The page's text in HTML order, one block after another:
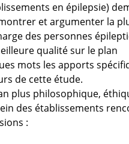
en épilepsie)
et argumenter la
des personnes
qualité sur le plan
mots les apports
de cette étude.
plus philosophique,
des établissements
: